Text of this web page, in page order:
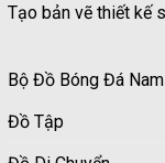
Tạo bản vẽ thiết kế
Bộ Đồ Bóng Đá Nam
Đồ Tập